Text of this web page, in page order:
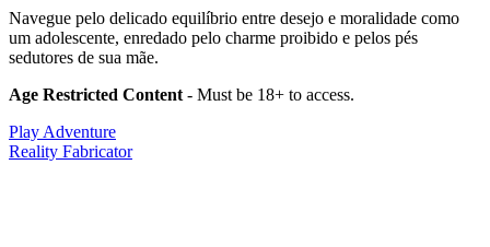
Navegue pelo delicado equilíbrio entre desejo e moralidade como
um adolescente, enredado pelo charme proibido e pelos pés
sedutores de sua mãe.
Age Restricted Content - Must be 18+ to access.
Play Adventure
Reality Fabricator